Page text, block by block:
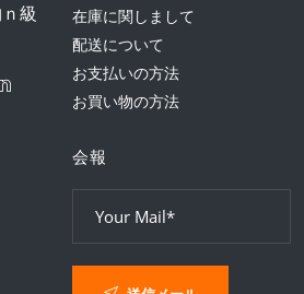
級
在庫に関しまして
配送について
お支払いの方法
お買い物の方法
会報